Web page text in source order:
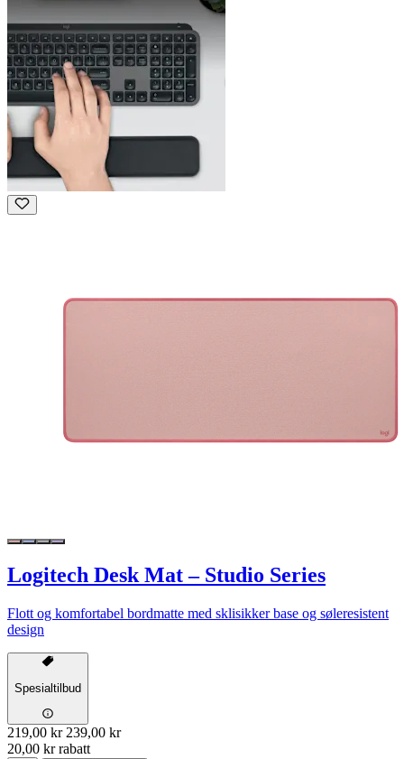
Logitech Desk Mat – Studio Series
Flott og komfortabel bordmatte med sklisikker base og søleresistent
design
Spesialtilbud
219,00 kr 239,00 kr
20,00 kr rabatt